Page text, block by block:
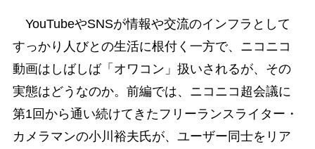
YouTubeやSNSが情報や交流のインフラとして
すっかり人びとの生活に根付く一方で、ニコニコ
動画はしばしば「オワコン」扱いされるが、その
実態はどうなのか。前編では、ニコニコ超会議に
第1回から通い続けてきたフリーランスライター・
カメラマンの小川裕夫氏が、ユーザー同士をリア